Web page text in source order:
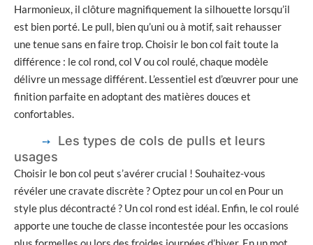
Harmonieux, il clôture magnifiquement la silhouette lorsqu’il
est bien porté. Le pull, bien qu’uni ou à motif, sait rehausser
une tenue sans en faire trop. Choisir le bon col fait toute la
différence : le col rond, col V ou col roulé, chaque modèle
délivre un message différent. L’essentiel est d’œuvrer pour une
finition parfaite en adoptant des matières douces et
confortables.
Les types de cols de pulls et leurs
usages
Choisir le bon col peut s’avérer crucial ! Souhaitez-vous
révéler une cravate discrète ? Optez pour un col en Pour un
style plus décontracté ? Un col rond est idéal. Enfin, le col roulé
apporte une touche de classe incontestée pour les occasions